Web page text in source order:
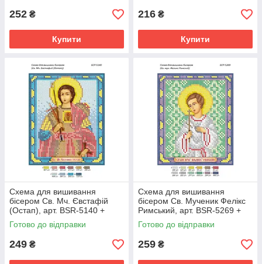
252 ₴
Купити
216 ₴
Купити
Схема для вишивання
бісером Св. Мч. Євстафій
(Остап), арт. BSR-5140 +
бісер
Готово до відправки
249 ₴
Схема для вишивання
бісером Св. Мученик Фелікс
Римський, арт. BSR-5269 +
бісер
Готово до відправки
259 ₴